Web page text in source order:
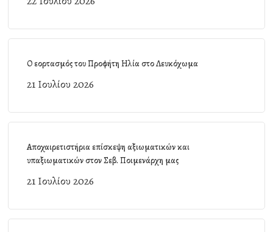
Ο εορτασμός του Προφήτη Ηλία στο Λευκόχωμα
21 Ιουλίου 2026
Αποχαιρετιστήρια επίσκεψη αξιωματικών και
υπαξιωματικών στον Σεβ. Ποιμενάρχη μας
21 Ιουλίου 2026